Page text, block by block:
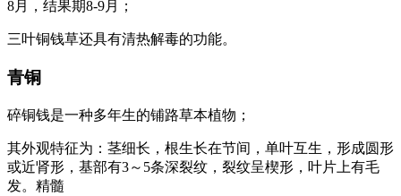
8月，结果期8-9月；
三叶铜钱草还具有清热解毒的功能。
青铜
碎铜钱是一种多年生的铺路草本植物；
其外观特征为：茎细长，根生长在节间，单叶互生，形成圆形
或近肾形，基部有3～5条深裂纹，裂纹呈楔形，叶片上有毛
发。精髓